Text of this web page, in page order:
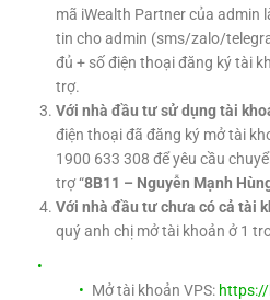
mã iWealth Partner của admin
tin cho admin (sms/zalo/
đủ + số điện thoại đăng ký tài
trợ.
Với nhà đầu tư sử dụng tài
điện thoại đã đăng ký mở tài
1900 633 308 để yêu cầu
trợ “8B11 – Nguyễn Mạnh
Với nhà đầu tư chưa có cả tài
quý anh chị mở tài khoản ở 1
Mở tài khoản VPS: